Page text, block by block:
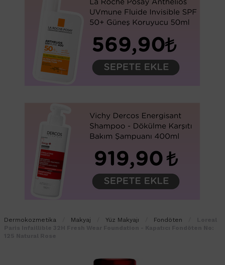
Dermokozmetika Makyaj Yüz Makyajı Fondöten